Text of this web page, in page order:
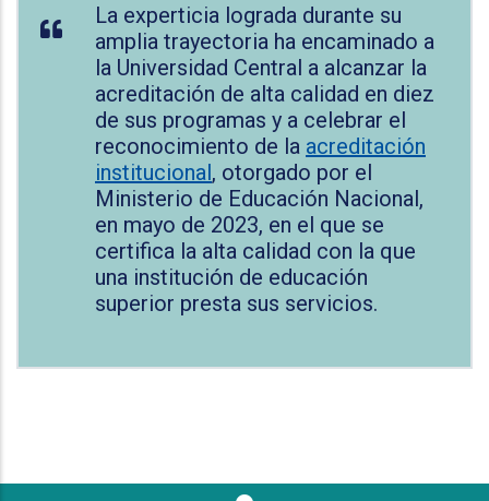
La experticia lograda durante su
amplia trayectoria ha encaminado a
la Universidad Central a alcanzar la
acreditación de alta calidad en diez
de sus programas y a celebrar el
reconocimiento de la acreditación
institucional, otorgado por el
Ministerio de Educación Nacional,
en mayo de 2023, en el que se
certifica la alta calidad con la que
una institución de educación
superior presta sus servicios.